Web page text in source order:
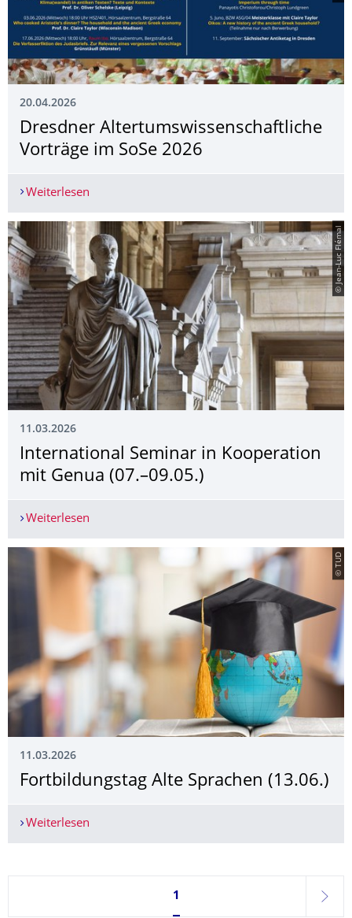
20.04.2026
Dresdner Altertumswissen­schaftliche
Vorträge im SoSe 2026
Weiterlesen
© Jean-Luc Flémal
11.03.2026
International Seminar in Kooperation
mit Genua (07.–09.05.)
Weiterlesen
© TUD
11.03.2026
Fortbildungstag Alte Sprachen (13.06.)
Weiterlesen
Seite 1, aktuell ausgewählt
1
weiter